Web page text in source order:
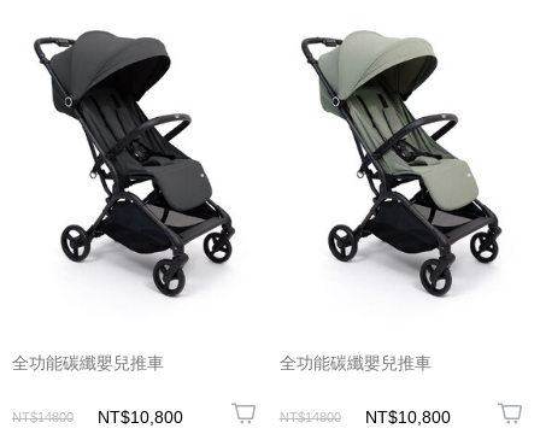
全功能碳纖嬰兒推車
NT$14800 NT$10,800
全功能碳纖嬰兒推車
NT$14800 NT$10,800